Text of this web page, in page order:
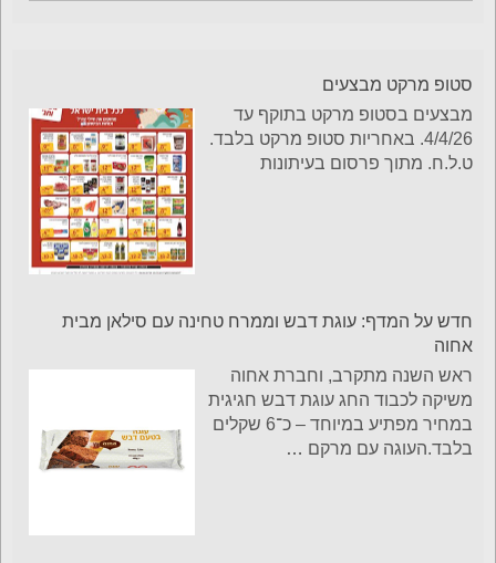
סטופ מרקט מבצעים
מבצעים בסטופ מרקט בתוקף עד
4/4/26. באחריות סטופ מרקט בלבד.
ט.ל.ח. מתוך פרסום בעיתונות
חדש על המדף: עוגת דבש וממרח טחינה עם סילאן מבית
אחוה
ראש השנה מתקרב, וחברת אחוה
משיקה לכבוד החג עוגת דבש חגיגית
במחיר מפתיע במיוחד – כ־6 שקלים
בלבד.העוגה עם מרקם …